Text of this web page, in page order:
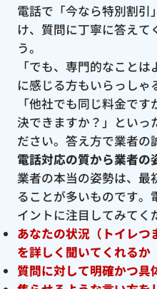
電話で「今なら特別割引
け、質問に丁寧に答えて
う。
「でも、専門的なこと
に感じる方もいらっしゃ
「他社でも同じ料金で
決できますか？」といっ
ださい。答え方で業者の
電話対応の質から業者の
業者の本当の姿勢は、最
ることが多いものです
イントに注目してみてく
あなたの状況（トイレつ
を詳しく聞いてくれるか
質問に対して明確かつ具